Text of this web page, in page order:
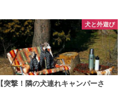
犬と外遊び
【突撃！隣の犬連れキャンパーさ